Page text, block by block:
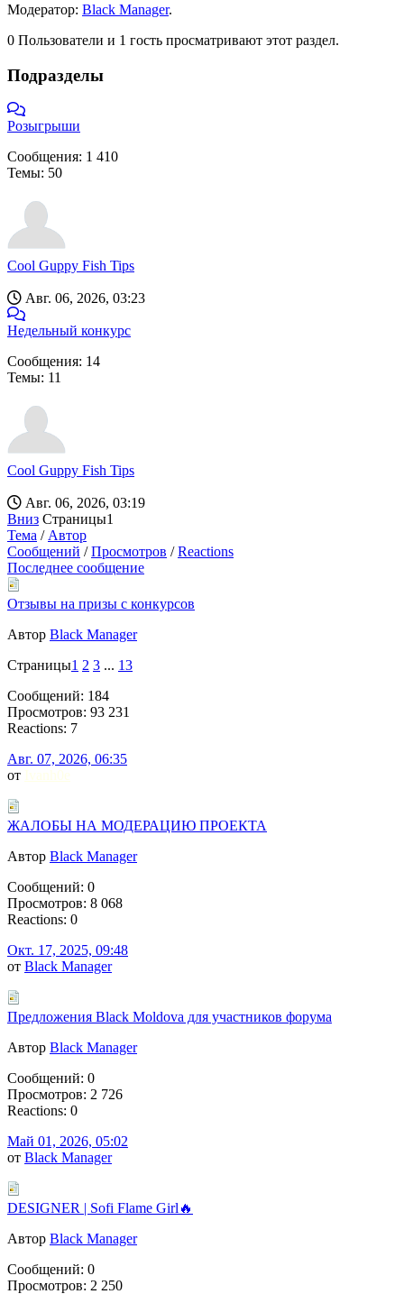
Модератор: Black Manager.
0 Пользователи и 1 гость просматривают этот раздел.
Подразделы
Розыгрыши
Сообщения: 1 410
Темы: 50
Cool Guppy Fish Tips
Авг. 06, 2026, 03:23
Недельный конкурс
Сообщения: 14
Темы: 11
Cool Guppy Fish Tips
Авг. 06, 2026, 03:19
Вниз Страницы1
Тема / Автор
Сообщений /Просмотров /Reactions
Последнее сообщение
Отзывы на призы с конкурсов
Автор Black Manager
Страницы1 2 3 ... 13
Сообщений: 184
Просмотров: 93 231
Reactions: 7
Авг. 07, 2026, 06:35
от Ivanh0e
ЖАЛОБЫ НА МОДЕРАЦИЮ ПРОЕКТА
Автор Black Manager
Сообщений: 0
Просмотров: 8 068
Reactions: 0
Окт. 17, 2025, 09:48
от Black Manager
Предложения Black Moldova для участников форума
Автор Black Manager
Сообщений: 0
Просмотров: 2 726
Reactions: 0
Май 01, 2026, 05:02
от Black Manager
DESIGNER | Sofi Flame Girl🔥
Автор Black Manager
Сообщений: 0
Просмотров: 2 250